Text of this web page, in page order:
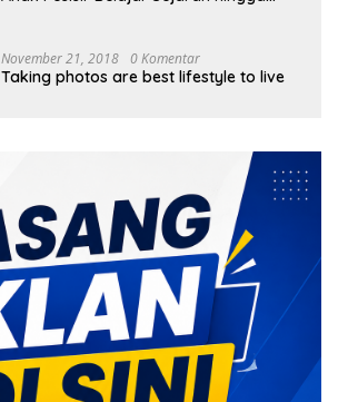
November 21, 2018 0 Komentar
Taking photos are best lifestyle to live